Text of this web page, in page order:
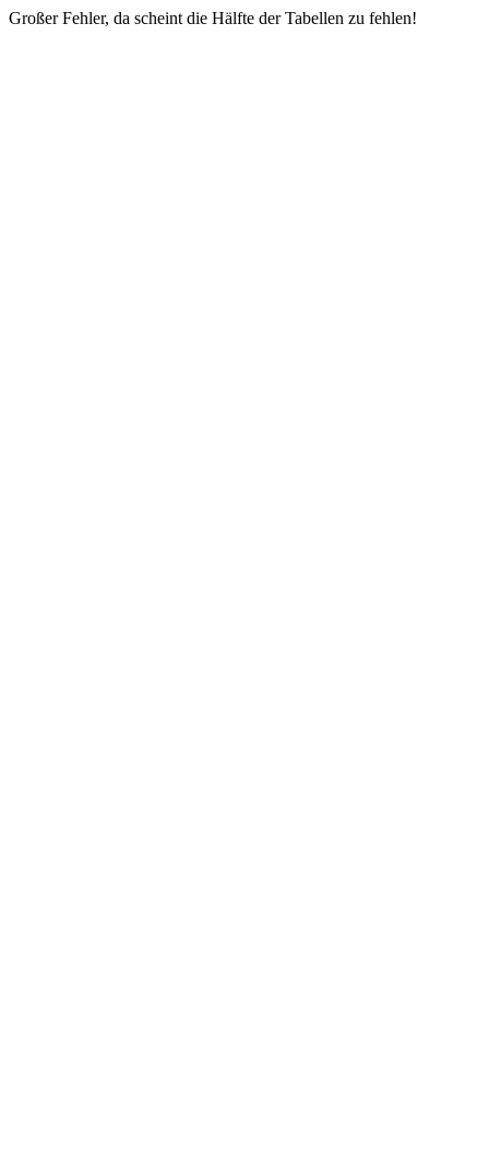
Großer Fehler, da scheint die Hälfte der Tabellen zu fehlen!